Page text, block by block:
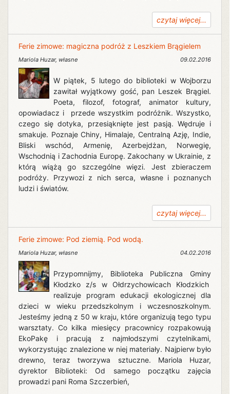
czytaj więcej...
Ferie zimowe: magiczna podróż z Leszkiem Brągielem
Mariola Huzar, własne 09.02.2016
W piątek, 5 lutego do biblioteki w Wojborzu
zawitał wyjątkowy gość, pan Leszek Brągiel.
Poeta, filozof, fotograf, animator kultury,
opowiadacz i przede wszystkim podróżnik. Wszystko,
czego się dotyka, przesiąknięte jest pasją. Wędruje i
smakuje. Poznaje Chiny, Himalaje, Centralną Azję, Indie,
Bliski wschód, Armenię, Azerbejdżan, Norwegię,
Wschodnią i Zachodnia Europę. Zakochany w Ukrainie, z
którą wiążą go szczególne więzi. Jest zbieraczem
podróży. Przywozi z nich serca, własne i poznanych
ludzi i światów.
czytaj więcej...
Ferie zimowe: Pod ziemią. Pod wodą.
Mariola Huzar, własne 04.02.2016
Przypomnijmy, Biblioteka Publiczna Gminy
Kłodzko z/s w Ołdrzychowicach Kłodzkich
realizuje program edukacji ekologicznej dla
dzieci w wieku przedszkolnym i wczesnoszkolnym.
Jesteśmy jedną z 50 w kraju, które organizują tego typu
warsztaty. Co kilka miesięcy pracownicy rozpakowują
EkoPakę i pracują z najmłodszymi czytelnikami,
wykorzystując znalezione w niej materiały. Najpierw było
drewno, teraz tworzywa sztuczne. Mariola Huzar,
dyrektor Biblioteki: Od samego początku zajęcia
prowadzi pani Roma Szczerbień,